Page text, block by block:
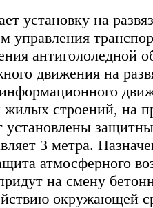
установку на
управления
антигололедной
движения на
жилых строений, на
установлены
3 метра.
атмосферного
на смену
окружающей